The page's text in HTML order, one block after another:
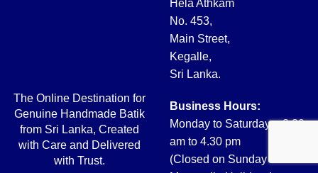
The Online Destination for
Genuine Handmade Batik
from Sri Lanka, Created
with Care and Delivered
with Trust.
Hela Athkam
No. 453,
Main Street,
Kegalle,
Sri Lanka.
Business Hours:
Monday to Saturday – 8.30
am to 4.30 pm
(Closed on Sunday and